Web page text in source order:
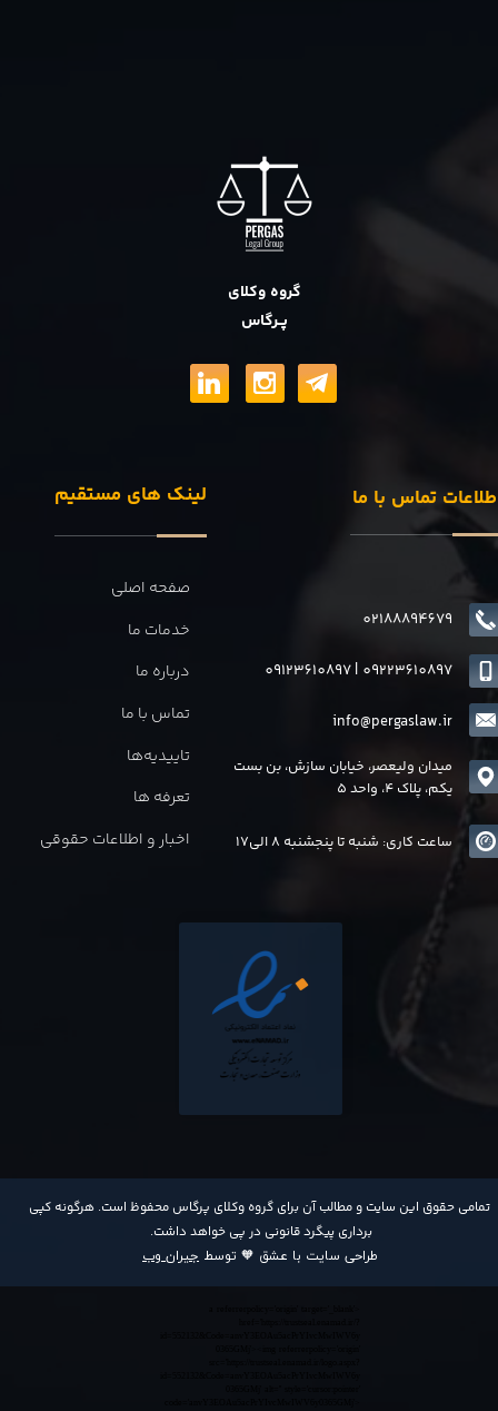
​تمامی حقوق این سایت و مطالب آن برای گروه وکلای پرگاس محفوظ است. هرگونه کپی
برداری پیگرد قانونی در پی خواهد داشت​​​​​​​.
طراحی سایت با عشق 🧡 توسط جیران وب
گروه وکلای
پــرگاس
لینک های مستقیم
صفحه اصلی
خدمات ما
درباره ما
تماس با ما
تاییدیه‌ها
تعرفه ها
اخبار و اطلاعات حقوقی
تماس با ما
02188894679
info@pergaslaw.ir
09123610897| 09223610897
میدان ولیعصر، خیابان سازش، بن بست
یکم، پلاک 4، واحد 5
ساعت کاری: شنبه تا پنجشنبه 8 الی17